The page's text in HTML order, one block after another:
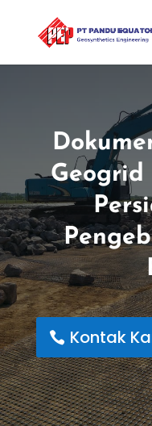
Kontak